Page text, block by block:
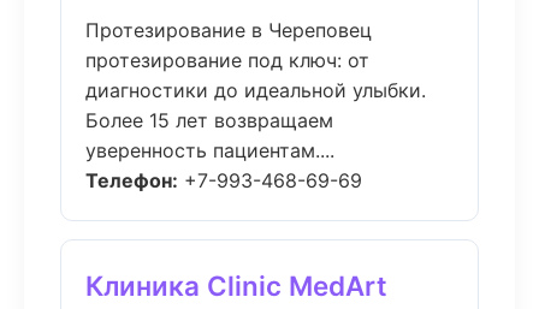
Протезирование в Череповец
протезирование под ключ: от
диагностики до идеальной улыбки.
Более 15 лет возвращаем
уверенность пациентам....
Телефон: +7-993-468-69-69
Клиника Clinic MedArt